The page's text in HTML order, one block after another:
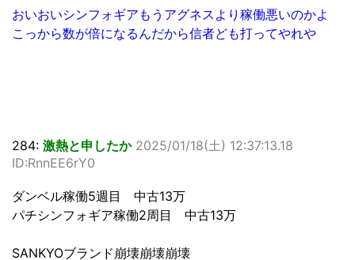
おいおいシンフォギアもうアグネスより稼働悪いのかよ
こっから数が倍になるんだから信者ども打ってやれや
284: 激熱と申したか 2025/01/18(土) 12:37:13.18
ID:RnnEE6rY0
ダンベル稼働5週目 中古13万
パチシンフォギア稼働2周目 中古13万
SANKYOブランド崩壊崩壊崩壊